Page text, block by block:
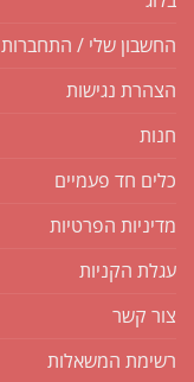
החשבון שלי / התחברות
הצהרת נגישות
חנות
כלים חד פעמיים
מדיניות הפרטיות
עגלת הקניות
צור קשר
רשימת המשאלות